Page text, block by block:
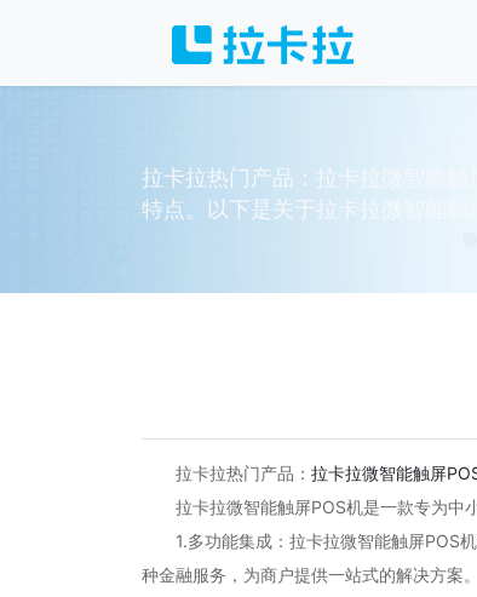
拉卡拉热门产品：拉卡拉微智能
特点。以下是关于拉卡拉微智能
拉卡拉热门产品： 拉卡拉微智能触屏
拉卡拉微智能触屏POS机是一款专为中小
1.多功能集成：拉卡拉微智能触屏POS机
种金融服务，为商户提供一站式的解决方案。